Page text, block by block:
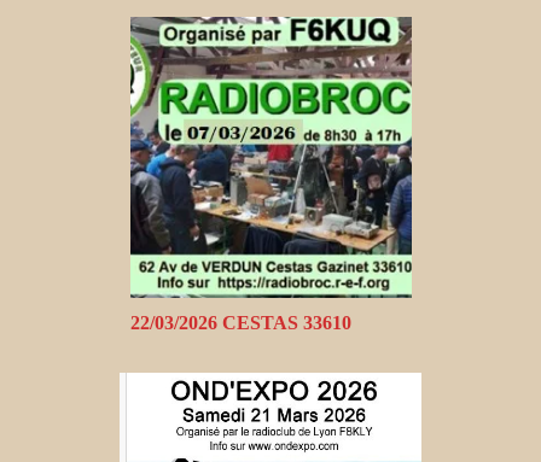
22/03/2026 CESTAS 33610